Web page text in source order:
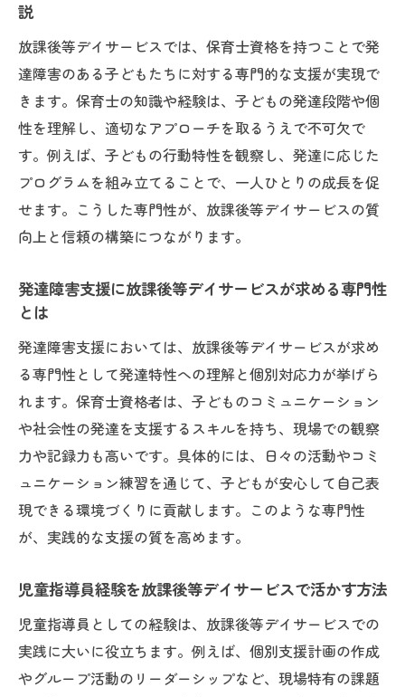
のやりがい
発達障害児の成長を支える放課後等デイサ
ービスの魅力
保育士から見た児童指導員の役割と充実感
放課後等デイサービスで得られる成長の実
感と喜び
児童指導員として放課後等デイサービスで
子どもと向き合う放課後等デイサービスでの役
放課後等デイサービスで子どもと信頼を築
く方法
発達障害児と向き合うための放課後等デイ
サービスの心構え
保育士が実践する放課後等デイサービスで
の関わり方
児童指導員に求められる放課後等デイサー
ビスでの役割理解
放課後等デイサービスでの子ども支援の具
体策
保育士から児童指導員へ転身するための心得
放課後等デイサービスで児童指導員へ転身
説
放課後等デイサービスでは、保育士資格を持つことで発
達障害のある子どもたちに対する専門的な支援が実現で
きます。保育士の知識や経験は、子どもの発達段階や個
性を理解し、適切なアプローチを取るうえで不可欠で
す。例えば、子どもの行動特性を観察し、発達に応じた
プログラムを組み立てることで、一人ひとりの成長を促
せます。こうした専門性が、放課後等デイサービスの質
向上と信頼の構築につながります。
発達障害支援に放課後等デイサービスが求める専門性
とは
発達障害支援においては、放課後等デイサービスが求め
る専門性として発達特性への理解と個別対応力が挙げら
れます。保育士資格者は、子どものコミュニケーション
や社会性の発達を支援するスキルを持ち、現場での観察
力や記録力も高いです。具体的には、日々の活動やコミ
ュニケーション練習を通じて、子どもが安心して自己表
現できる環境づくりに貢献します。このような専門性
が、実践的な支援の質を高めます。
児童指導員経験を放課後等デイサービスで活かす方法
児童指導員としての経験は、放課後等デイサービスでの
実践に大いに役立ちます。例えば、個別支援計画の作成
やグループ活動のリーダーシップなど、現場特有の課題